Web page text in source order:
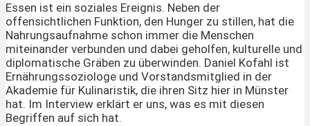
Essen ist ein soziales Ereignis. Neben der
offensichtlichen Funktion, den Hunger zu stillen, hat die
Nahrungsaufnahme schon immer die Menschen
miteinander verbunden und dabei geholfen, kulturelle und
diplomatische Gräben zu überwinden. Daniel Kofahl ist
Ernährungssoziologe und Vorstandsmitglied in der
Akademie für Kulinaristik, die ihren Sitz hier in Münster
hat. Im Interview erklärt er uns, was es mit diesen
Begriffen auf sich hat.